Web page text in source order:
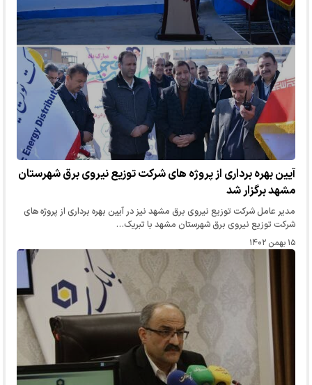
آیین بهره برداری از پروژه های شرکت توزیع نیروی برق شهرستان
مشهد برگزار شد
مدیر عامل شرکت توزیع نیروی برق مشهد نیز در آیین بهره برداری از پروژه های
شرکت توزیع نیروی برق شهرستان مشهد با تبریک…
۱۵ بهمن ۱۴۰۲